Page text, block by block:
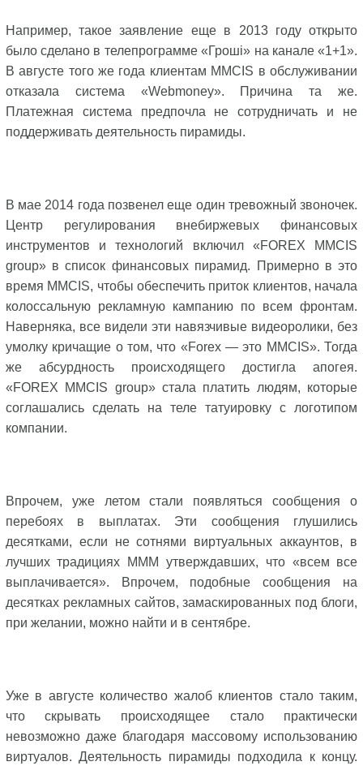
Например, такое заявление еще в 2013 году открыто
было сделано в телепрограмме «Гроші» на канале «1+1».
В августе того же года клиентам MMCIS в обслуживании
отказала система «Webmoney». Причина та же.
Платежная система предпочла не сотрудничать и не
поддерживать деятельность пирамиды.
В мае 2014 года позвенел еще один тревожный звоночек.
Центр регулирования внебиржевых финансовых
инструментов и технологий включил «FOREX MMCIS
group» в список финансовых пирамид. Примерно в это
время MMCIS, чтобы обеспечить приток клиентов, начала
колоссальную рекламную кампанию по всем фронтам.
Наверняка, все видели эти навязчивые видеоролики, без
умолку кричащие о том, что «Forex — это MMCIS». Тогда
же абсурдность происходящего достигла апогея.
«FOREX MMCIS group» стала платить людям, которые
соглашались сделать на теле татуировку с логотипом
компании.
Впрочем, уже летом стали появляться сообщения о
перебоях в выплатах. Эти сообщения глушились
десятками, если не сотнями виртуальных аккаунтов, в
лучших традициях МММ утверждавших, что «всем все
выплачивается». Впрочем, подобные сообщения на
десятках рекламных сайтов, замаскированных под блоги,
при желании, можно найти и в сентябре.
Уже в августе количество жалоб клиентов стало таким,
что скрывать происходящее стало практически
невозможно даже благодаря массовому использованию
виртуалов. Деятельность пирамиды подходила к концу.